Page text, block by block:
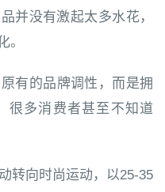
并没有激起太多水花，
。
有的品牌调性，而是拥
很多消费者甚至不知道
转向时尚运动，以25-35